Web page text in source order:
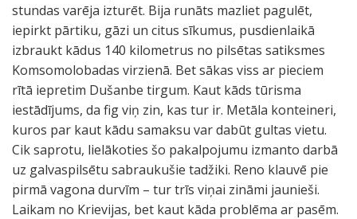
stundas varēja izturēt. Bija runāts mazliet pagulēt,
iepirkt pārtiku, gāzi un citus sīkumus, pusdienlaikā
izbraukt kādus 140 kilometrus no pilsētas satiksmes
Komsomolobadas virzienā. Bet sākas viss ar pieciem
rītā iepretim Dušanbe tirgum. Kaut kāds tūrisma
iestādījums, da fig viņ zin, kas tur ir. Metāla konteineri,
kuros par kaut kādu samaksu var dabūt gultas vietu.
Cik saprotu, lielākoties šo pakalpojumu izmanto darbā
uz galvaspilsētu sabraukušie tadžiki. Reno klauvē pie
pirmā vagona durvīm – tur trīs viņai zināmi jaunieši.
Laikam no Krievijas, bet kaut kāda problēma ar pasēm.